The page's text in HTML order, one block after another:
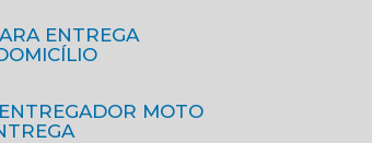
ENTREGA
ENTREGADOR MOTO